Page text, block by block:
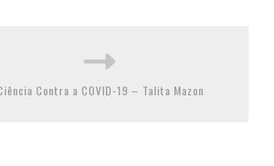
Contra a COVID-19 – Talita Mazon